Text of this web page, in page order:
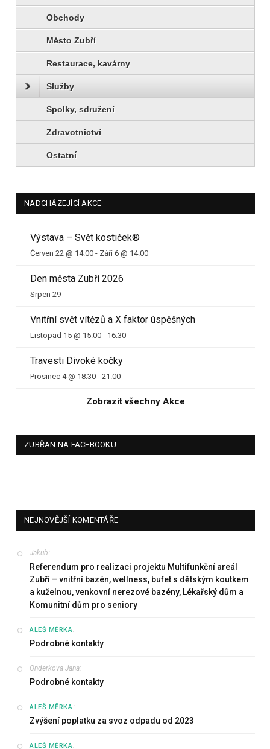
Obchody
Město Zubří
Restaurace, kavárny
Služby
Spolky, sdružení
Zdravotnictví
Ostatní
NADCHÁZEJÍCÍ AKCE
Výstava – Svět kostiček®
Červen 22 @ 14.00 - Září 6 @ 14.00
Den města Zubří 2026
Srpen 29
Vnitřní svět vítězů a X faktor úspěšných
Listopad 15 @ 15.00 - 16.30
Travesti Divoké kočky
Prosinec 4 @ 18.30 - 21.00
Zobrazit všechny Akce
ZUBŘAN NA FACEBOOKU
NEJNOVĚJŠÍ KOMENTÁŘE
Jakub:
Referendum pro realizaci projektu Multifunkční areál
Zubří – vnitřní bazén, wellness, bufet s dětským koutkem
a kuželnou, venkovní nerezové bazény, Lékařský dům a
Komunitní dům pro seniory
ALEŠ MĚRKA:
Podrobné kontakty
Onderkova Jana:
Podrobné kontakty
ALEŠ MĚRKA:
Zvýšení poplatku za svoz odpadu od 2023
ALEŠ MĚRKA: